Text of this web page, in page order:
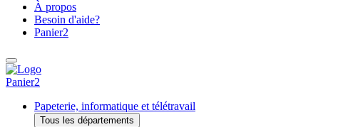
À propos
Besoin d'aide?
Panier2
Panier2
Papeterie, informatique et télétravail
Tous les départements